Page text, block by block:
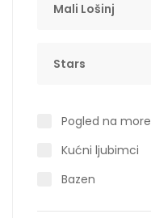
Pogled na more
Kućni ljubimci
Bazen